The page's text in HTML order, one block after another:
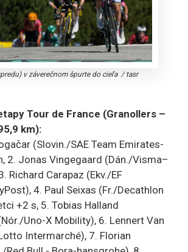
v záverečnom špurte do cieľa /tasr
Tour de France (Granollers –
km):
(Slovin./SAE Team Emirates-
2. Jonas Vingegaard (Dán./Visma–
Richard Carapaz (Ekv./EF
4. Paul Seixas (Fr./Decathlon
+2 s, 5. Tobias Halland
Uno-X Mobility), 6. Lennert Van
Intermarché), 7. Florian